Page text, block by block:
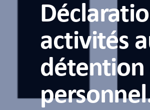
activités
détention